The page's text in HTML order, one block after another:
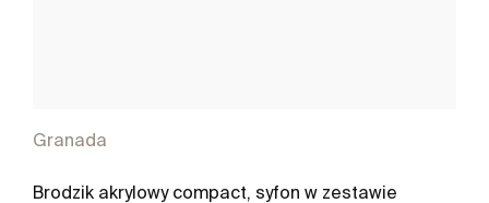
Granada
Brodzik akrylowy compact, syfon w zestawie